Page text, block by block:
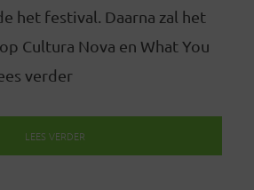
het festival. Daarna zal het
Cultura Nova en What You
verder
LEES VERDER